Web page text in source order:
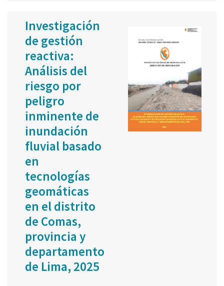
Investigación
de gestión
reactiva:
Análisis del
riesgo por
peligro
inminente de
inundación
fluvial basado
en
tecnologías
geomáticas
en el distrito
de Comas,
provincia y
departamento
de Lima, 2025